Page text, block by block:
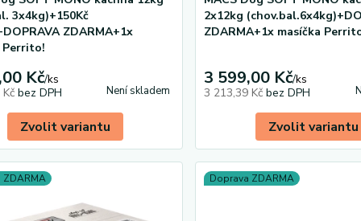
3x4kg)+150Kč
ZDARMA+1x
Perrito!
Kč/ks
bez DPH Není skladem
Zvolit variantu
2x12kg
ZDARMA+1x masíčka
3 599,00 Kč/ks
3 213,39 Kčbez DPH
Zvolit variantu
Doprava ZDARMA